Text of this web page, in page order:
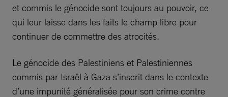
et commis le génocide sont toujours au pouvoir, ce
qui leur laisse dans les faits le champ libre pour
continuer de commettre des atrocités.
Le génocide des Palestiniens et Palestiniennes
commis par Israël à Gaza s’inscrit dans le contexte
d’une impunité généralisée pour son crime contre